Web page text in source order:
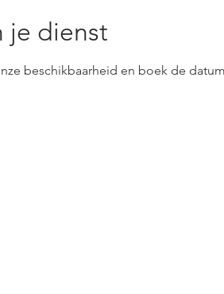
je dienst
beschikbaarheid en boek de